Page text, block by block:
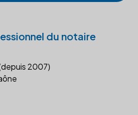
du notaire
2007)